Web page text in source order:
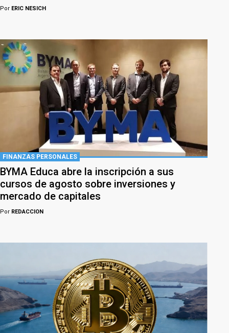
Por ERIC NESICH
FINANZAS PERSONALES
BYMA Educa abre la inscripción a sus
cursos de agosto sobre inversiones y
mercado de capitales
Por REDACCION